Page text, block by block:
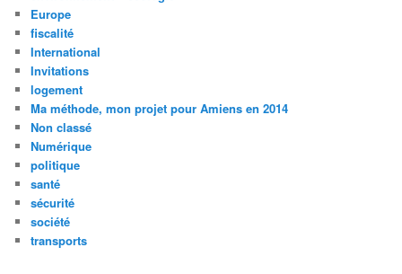
Europe
fiscalité
International
Invitations
logement
Ma méthode, mon projet pour Amiens en 2014
Non classé
Numérique
politique
santé
sécurité
société
transports